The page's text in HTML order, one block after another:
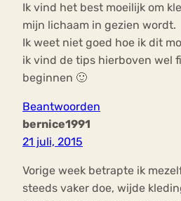
Ik vind het best moeilijk om
mijn lichaam in gezien wordt.
Ik weet niet goed hoe ik dit
ik vind de tips hierboven wel
beginnen 🙂
Beantwoorden
bernice1991
21 juli, 2015
Vorige week betrapte ik
steeds vaker doe, wijde